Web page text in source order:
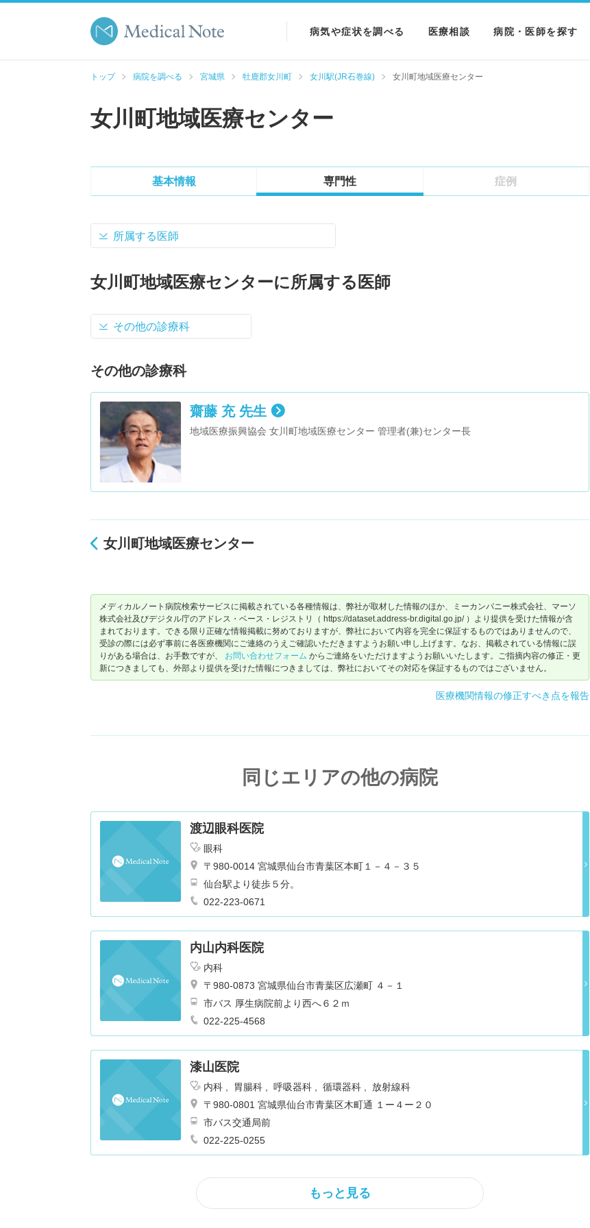
病気や症状を調べる 医療相談 病院・医師を探す
トップ 病院を調べる 宮城県 牡鹿郡女川町 女川駅(JR石巻線) 女川町地域医療センター
女川町地域医療センター
基本情報 専門性 症例
所属する医師
女川町地域医療センターに所属する医師
その他の診療科
その他の診療科
齋藤 充 先生
地域医療振興協会 女川町地域医療センター 管理者(兼)センター長
女川町地域医療センター
メディカルノート病院検索サービスに掲載されている各種情報は、弊社が取材した情報のほか、ミーカンパニー株式会社、マーソ
株式会社及びデジタル庁のアドレス・ベース・レジストリ（ https://dataset.address-br.digital.go.jp/ ）より提供を受けた情報が含
まれております。できる限り正確な情報掲載に努めておりますが、弊社において内容を完全に保証するものではありませんので、
受診の際には必ず事前に各医療機関にご連絡のうえご確認いただきますようお願い申し上げます。なお、掲載されている情報に誤
りがある場合は、お手数ですが、 お問い合わせフォーム からご連絡をいただけますようお願いいたします。ご指摘内容の修正・更
新につきましても、外部より提供を受けた情報につきましては、弊社においてその対応を保証するものではございません。
医療機関情報の修正すべき点を報告
同じエリアの他の病院
渡辺眼科医院
眼科
〒980-0014 宮城県仙台市青葉区本町１－４－３５
仙台駅より徒歩５分。
022-223-0671
内山内科医院
内科
〒980-0873 宮城県仙台市青葉区広瀬町 ４－１
市バス 厚生病院前より西へ６２ｍ
022-225-4568
漆山医院
内科 胃腸科 呼吸器科 循環器科
放射線科
〒980-0801 宮城県仙台市青葉区木町通 １ー４ー２０
市バス交通局前
022-225-0255
もっと見る